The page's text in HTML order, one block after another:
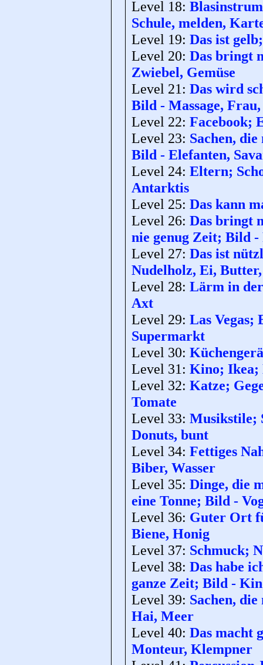
Level 18:
Schule, melden,
Level 19: Das ist
Level 20: Das bringt
Zwiebel, Gemüse
Level 21: Das wird
Bild - Massage,
Level 22: Facebook;
Level 23: Sachen,
Bild - Elefanten,
Level 24: Eltern;
Antarktis
Level 25: Das kann
Level 26: Das bringt
nie genug Zeit; Bild -
Level 27: Das ist
Nudelholz, Ei,
Level 28: Lärm in
Axt
Level 29: Las Vegas;
Supermarkt
Level 30:
Level 31: Kino; Ikea;
Level 32: Katze;
Tomate
Level 33: Musikstile;
Donuts, bunt
Level 34: Fettiges
Biber, Wasser
Level 35: Dinge, die
eine Tonne; Bild -
Level 36: Guter Ort
Biene, Honig
Level 37: Schmuck;
Level 38: Das habe
ganze Zeit; Bild -
Level 39: Sachen,
Hai, Meer
Level 40: Das macht
Monteur, Klempner